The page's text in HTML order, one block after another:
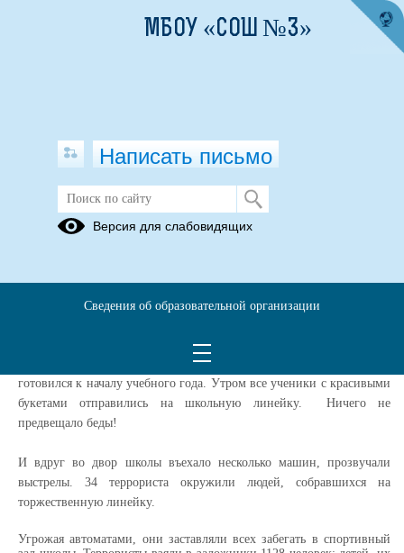
Трагедия Беслана
1 сентября – это день, которого ребятишки ждут с самого раннего
детства. Это день, когда они вступают в новую, интересную,
Точно так же 1 сентября 2004 года город Беслан (Северная Осетия)
готовился к началу учебного года. Утром все ученики с красивыми
букетами отправились на школьную линейку. Ничего не
предвещало беды!
И вдруг во двор школы въехало несколько машин, прозвучали
выстрелы. 34 террориста окружили людей, собравшихся на
торжественную линейку.
Угрожая автоматами, они заставляли всех забегать в спортивный
МБОУ «СОШ №3»
Написать письмо
Версия для слабовидящих
Сведения об образовательной организации